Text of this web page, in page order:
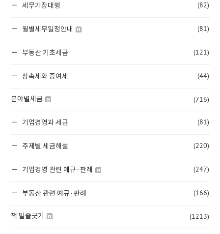
세무기장대행 (82)
월별세무일정안내 (81)
부동산 기초세금 (121)
상속세와 증여세 (44)
분야별세금 (716)
기업경영과 세금 (81)
주제별 세금해설 (220)
기업경영 관련 예규·판례 (247)
부동산 관련 예규·판례 (166)
책 밑줄긋기 (1213)